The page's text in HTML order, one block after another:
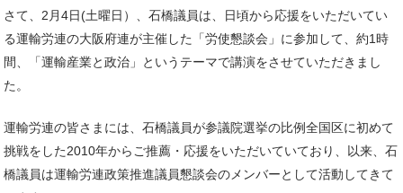
さて、2月4日(土曜日）、石橋議員は、日頃から応援をいただいてい
る運輸労連の大阪府連が主催した「労使懇談会」に参加して、約1時
間、「運輸産業と政治」というテーマで講演をさせていただきまし
た。
運輸労連の皆さまには、石橋議員が参議院選挙の比例全国区に初めて
挑戦をした2010年からご推薦・応援をいただいていており、以来、石
橋議員は運輸労連政策推進議員懇談会のメンバーとして活動してきて